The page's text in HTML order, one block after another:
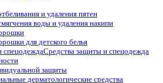
и удаления пятен
воды и удаления накипи
для детского белья
Средства защиты и спецодежда
защиты